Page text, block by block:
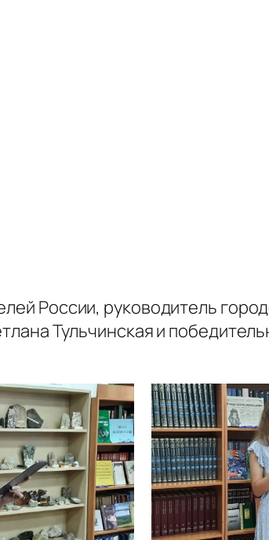
России, руководитель
Тульчинская и